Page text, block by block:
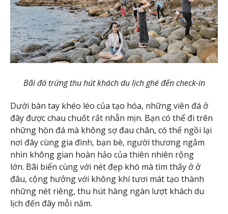
Bãi đá trứng thu hút khách du lịch ghé đến check-in
Dưới bàn tay khéo léo của tạo hóa, những viên đá ở
đây được chau chuốt rất nhẵn mịn. Bạn có thể đi trên
những hòn đá mà không sợ đau chân, có thể ngồi lại
nơi đây cùng gia đình, bạn bè, người thương ngắm
nhìn không gian hoàn hảo của thiên nhiên rộng
lớn. Bãi biển cùng với nét đẹp khó mà tìm thấy ở ở
đâu, cộng hưởng với không khí tươi mát tạo thành
những nét riêng, thu hút hàng ngàn lượt khách du
lịch đến đây mỗi năm.